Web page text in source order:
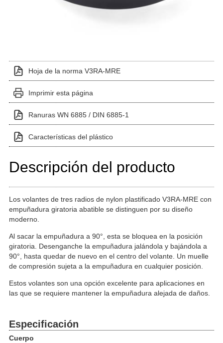
Hoja de la norma V3RA-MRE
Imprimir esta página
Ranuras WN 6885 / DIN 6885-1
Características del plástico
Descripción del producto
Los volantes de tres radios de nylon plastificado V3RA-MRE con
empuñadura giratoria abatible se distinguen por su diseño
moderno.
Al sacar la empuñadura a 90°, esta se bloquea en la posición
giratoria. Desenganche la empuñadura jalándola y bajándola a
90°, hasta quedar de nuevo en el centro del volante. Un muelle
de compresión sujeta a la empuñadura en cualquier posición.
Estos volantes son una opción excelente para aplicaciones en
las que se requiere mantener la empuñadura alejada de daños.
Especificación
Cuerpo